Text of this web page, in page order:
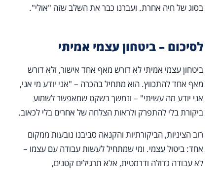
בסוג של חיה אחרת. ועברנו כבר את השלב שזה "אולי".
לסיכום – ביטחון עצמי אמיתי
ביטחון עצמי אמיתי לא דורש מאף אחד אישור, ולא דורש
מאף אחד להתכווץ. הוא מתחיל בהכרה – "אני יודע מי אני,
אני יודע מה עשיתי" – ונמשך בשקט שמאפשר לשמוע
ביקורת בלי להתפרק ולראות הצלחה של אחרים בלי לכאוב.
רוב הציניות, הביקורתיות והקנאה סביבנו נובעות ממקום
אחד: ביטול עצמי. ומי שמתחיל לעשות עבודה עם עצמו –
לא עבודה גדולה ודרמטית, אלא תרגילים קטנים,